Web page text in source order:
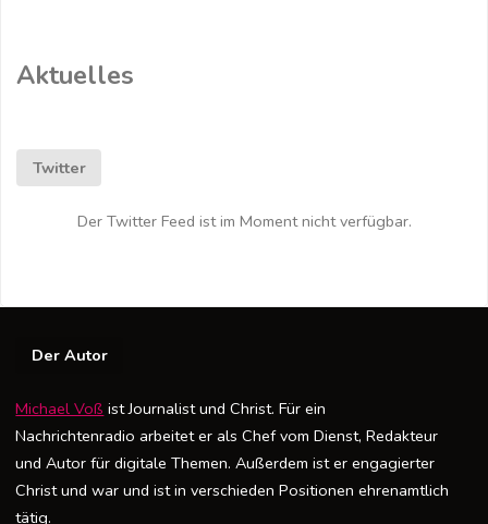
Aktuelles
Twitter
Der Twitter Feed ist im Moment nicht verfügbar.
Der Autor
Michael Voß ist Journalist und Christ. Für ein
Nachrichtenradio arbeitet er als Chef vom Dienst, Redakteur
und Autor für digitale Themen. Außerdem ist er engagierter
Christ und war und ist in verschieden Positionen ehrenamtlich
tätig.